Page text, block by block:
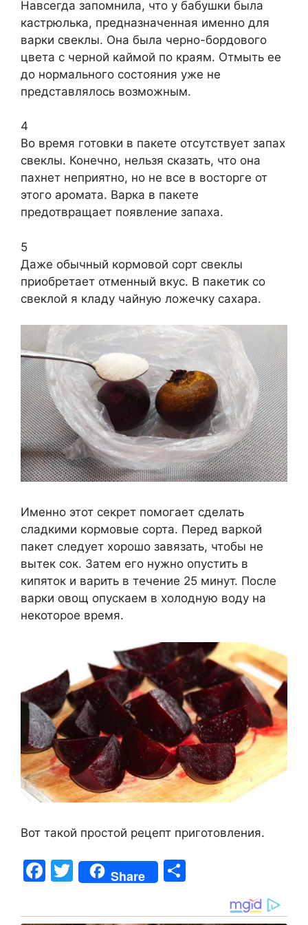
Навсегда запомнила, что у бабушки была
кастрюлька, предназначенная именно для
варки свеклы. Она была черно-бордового
цвета с черной каймой по краям. Отмыть ее
до нормального состояния уже не
представлялось возможным.
4
Во время готовки в пакете отсутствует запах
свеклы. Конечно, нельзя сказать, что она
пахнет неприятно, но не все в восторге от
этого аромата. Варка в пакете
предотвращает появление запаха.
5
Даже обычный кормовой сорт свеклы
приобретает отменный вкус. В пакетик со
свеклой я кладу чайную ложечку сахара.
Именно этот секрет помогает сделать
сладкими кормовые сорта. Перед варкой
пакет следует хорошо завязать, чтобы не
вытек сок. Затем его нужно опустить в
кипяток и варить в течение 25 минут. После
варки овощ опускаем в холодную воду на
некоторое время.
Вот такой простой рецепт приготовления.
F
c
T
w
itt
Share
ar